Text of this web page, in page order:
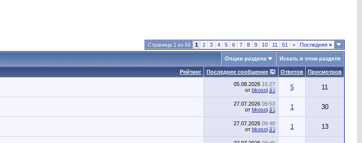
Страница 1 из 66 1 2 3 4 5 6 7 8 9 10 11 51 > Последняя »
Опции раздела Искать в этом разделе
Рейтинг Последнее сообщение Ответов Просмотров
05.08.2026 16:27
от bkosoj 5 11
27.07.2026 09:53
от bkosoj 1 30
27.07.2026 09:48
от bkosoj 1 13